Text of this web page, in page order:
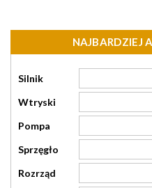
NAJBARDZIEJ
Silnik
Wtryski
Pompa
Sprzęgło
Rozrząd